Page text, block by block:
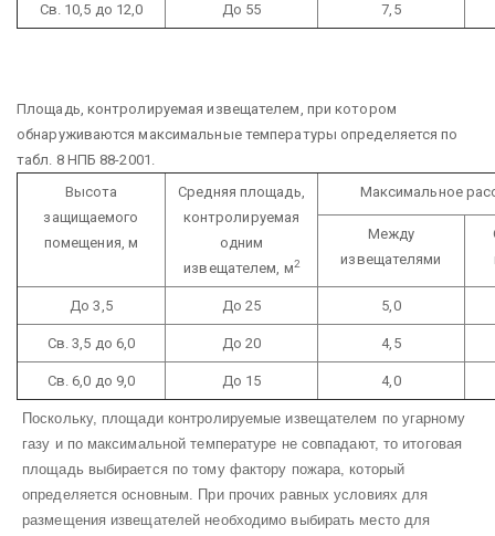
Св. 10,5 до 12,0 До 55 7,5
Площадь, контролируемая извещателем, при котором
обнаруживаются максимальные температуры определяется по
табл. 8 НПБ 88-2001.
Высота
защищаемого
помещения, м
Средняя площадь,
контролируемая
одним
извещателем, м2
Максимальное
Между
извещателями
До 3,5 До 25 5,0
Св. 3,5 до 6,0 До 20 4,5
Св. 6,0 до 9,0 До 15 4,0
Поскольку, площади контролируемые извещателем по угарному
газу и по максимальной температуре не совпадают, то итоговая
площадь выбирается по тому фактору пожара, который
определяется основным. При прочих равных условиях для
размещения извещателей необходимо выбирать место для